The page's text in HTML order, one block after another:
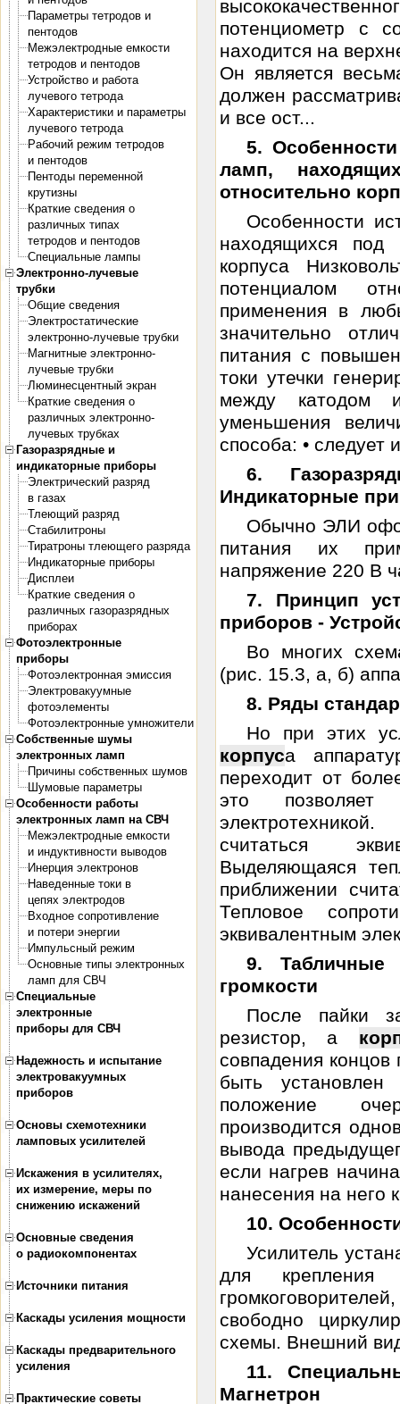
Параметры тетродов и
пентодов
Межэлектродные емкости
тетродов и пентодов
Устройство и работа
лучевого тетрода
Характеристики и параметры
лучевого тетрода
Рабочий режим тетродов
и пентодов
Пентоды переменной
крутизны
Краткие сведения о
различных типах
тетродов и пентодов
Специальные лампы
Электронно-лучевые
трубки
Общие сведения
Электростатические
электронно-лучевые трубки
Магнитные электронно-
лучевые трубки
Люминесцентный экран
Краткие сведения о
различных электронно-
лучевых трубках
Газоразрядные и
индикаторные приборы
Электрический разряд
в газах
Тлеющий разряд
Стабилитроны
Тиратроны тлеющего разряда
Индикаторные приборы
Дисплеи
Краткие сведения о
различных газоразрядных
приборах
Фотоэлектронные
приборы
Фотоэлектронная эмиссия
Электровакуумные
фотоэлементы
Фотоэлектронные умножители
Собственные шумы
электронных ламп
Причины собственных шумов
Шумовые параметры
Особенности работы
электронных ламп на СВЧ
Межэлектродные емкости
и индуктивности выводов
Инерция электронов
Наведенные токи в
цепях электродов
Входное сопротивление
и потери энергии
Импульсный режим
Основные типы электронных
ламп для СВЧ
Специальные
электронные
приборы для СВЧ
Надежность и испытание
электровакуумных
приборов
Основы схемотехники
ламповых усилителей
Искажения в усилителях,
их измерение, меры по
снижению искажений
Основные сведения
о радиокомпонентах
Источники питания
Каскады усиления мощности
Каскады предварительного
усиления
Практические советы
потенциометр с
находится на
Он является
должен
и все ост...
5.
ламп,
относительно
Особенности
находящихся под
корпуса
потенциалом
применения в
значительно
питания с
токи утечки
между катодом
уменьшения
способа: • следует
6.
Индикаторные
Обычно ЭЛИ
питания их
напряжение 220 В
7. Принцип
приборов -
Во многих
(рис. 15.3, а, б)
8. Ряды
Но при этих
корпуса
переходит от
это
считаться
Выделяющаяся
приближении
Тепловое
эквивалентным
9. Табличные
громкости
После пайки
резистор, а
совпадения
быть
положение
производится
вывода
если нагрев
нанесения на него
10.
Усилитель
для
свободно
схемы. Внешний
11.
Магнетрон